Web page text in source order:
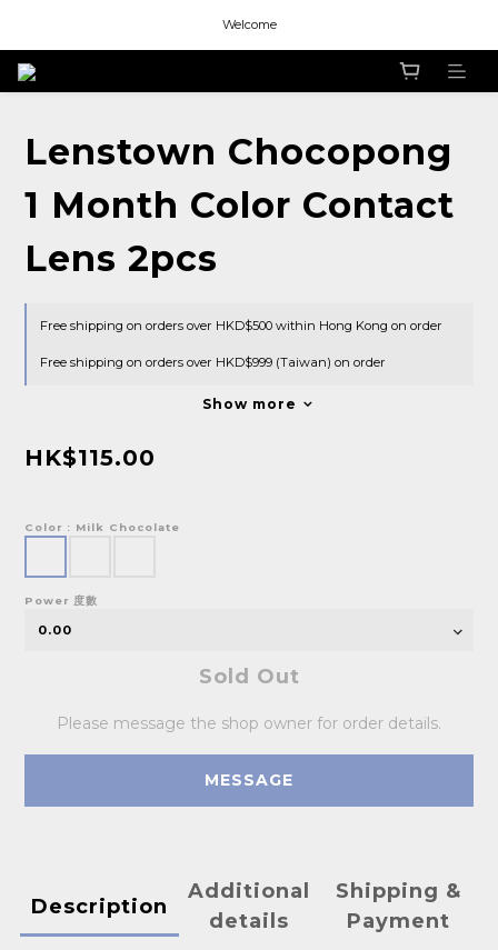
Welcome
Welcome
Lenstown Chocopong
1 Month Color Contact
Lens 2pcs
Free shipping on orders over HKD$500 within Hong Kong on order
Free shipping on orders over HKD$999 (Taiwan) on order
Show more
HK$115.00
Color : Milk Chocolate
Power 度數
Sold Out
Please message the shop owner for order details.
MESSAGE
Description
Additional
details
Shipping &
Payment